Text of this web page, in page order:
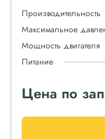
Производительность
Максимальное
Мощность двигателя
Питание
Цена по